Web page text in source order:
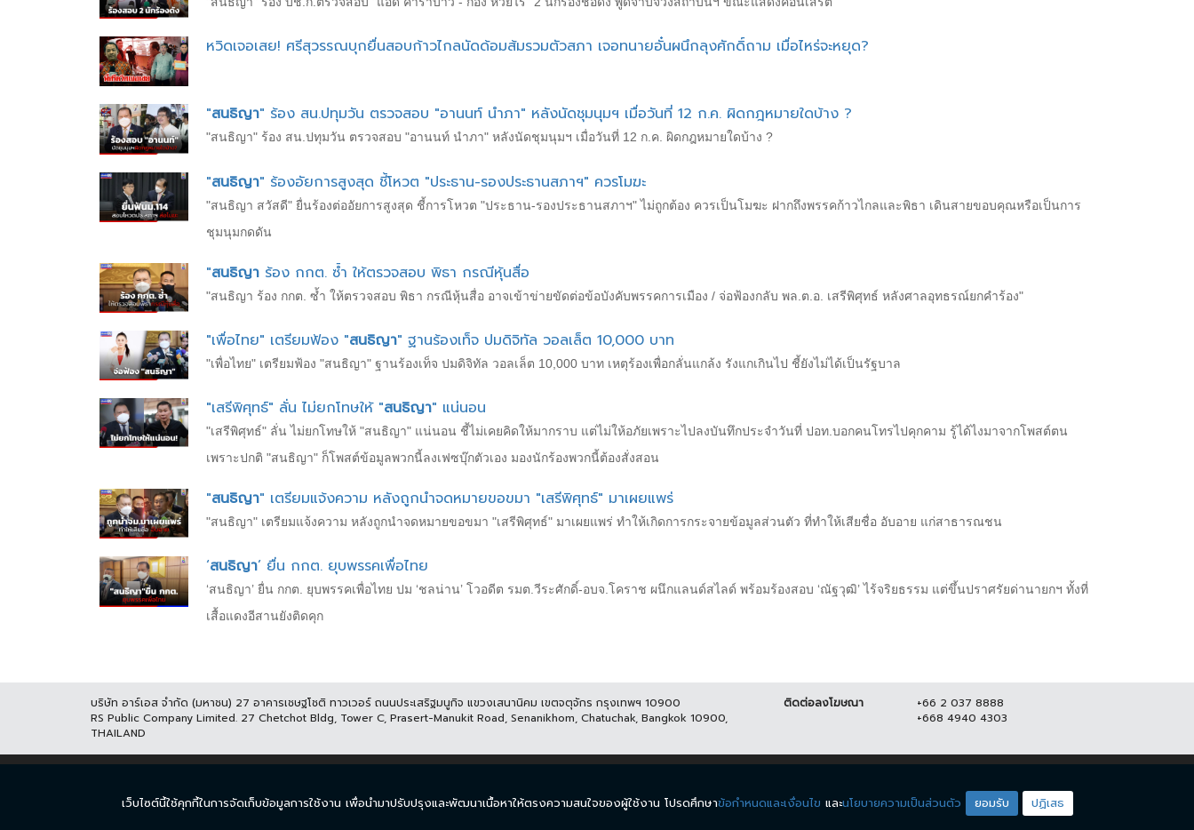
หวิดเจอเสย! ศรีสุวรรณบุกยื่นสอบก้าวไกลนัดด้อมส้มรวมตัวสภา เจอทนายอั๋นผนึกลุงศักดิ์ถาม เมื่อไหร่จะหยุด?
"สนธิญา" ร้อง สน.ปทุมวัน ตรวจสอบ "อานนท์ นำภา" หลังนัดชุมนุมฯ เมื่อวันที่ 12 ก.ค. ผิดกฎหมายใดบ้าง ?
"สนธิญา" ร้อง สน.ปทุมวัน ตรวจสอบ "อานนท์ นำภา" หลังนัดชุมนุมฯ เมื่อวันที่ 12 ก.ค. ผิดกฎหมายใดบ้าง ?
"สนธิญา" ร้องอัยการสูงสุด ชี้โหวต "ประธาน-รองประธานสภาฯ" ควรโมฆะ
"สนธิญา สวัสดี" ยื่นร้องต่ออัยการสูงสุด ชี้การโหวต "ประธาน-รองประธานสภาฯ" ไม่ถูกต้อง ควรเป็นโมฆะ ฝากถึงพรรคก้าวไกลและพิธา เดินสายขอบคุณหรือเป็นการ
ชุมนุมกดดัน
"สนธิญา ร้อง กกต. ซ้ำ ให้ตรวจสอบ พิธา กรณีหุ้นสื่อ
"สนธิญา ร้อง กกต. ซ้ำ ให้ตรวจสอบ พิธา กรณีหุ้นสื่อ อาจเข้าข่ายขัดต่อข้อบังคับพรรคการเมือง / จ่อฟ้องกลับ พล.ต.อ. เสรีพิศุทธ์ หลังศาลอุทธรณ์ยกคำร้อง"
"เพื่อไทย" เตรียมฟ้อง "สนธิญา" ฐานร้องเท็จ ปมดิจิทัล วอลเล็ต 10,000 บาท
"เพื่อไทย" เตรียมฟ้อง "สนธิญา" ฐานร้องเท็จ ปมดิจิทัล วอลเล็ต 10,000 บาท เหตุร้องเพื่อกลั่นแกล้ง รังแกเกินไป ชี้ยังไม่ได้เป็นรัฐบาล
"เสรีพิศุทธ์" ลั่น ไม่ยกโทษให้ "สนธิญา" แน่นอน
"เสรีพิศุทธ์" ลั่น ไม่ยกโทษให้ "สนธิญา" แน่นอน ชี้ไม่เคยคิดให้มากราบ แต่ไม่ให้อภัยเพราะไปลงบันทึกประจำวันที่ ปอท.บอกคนโทรไปคุกคาม รู้ได้ไงมาจากโพสต์ตน
เพราะปกติ "สนธิญา" ก็โพสต์ข้อมูลพวกนี้ลงเฟซบุ๊กตัวเอง มองนักร้องพวกนี้ต้องสั่งสอน
"สนธิญา" เตรียมแจ้งความ หลังถูกนำจดหมายขอขมา "เสรีพิศุทธ์" มาเผยแพร่
"สนธิญา" เตรียมแจ้งความ หลังถูกนำจดหมายขอขมา "เสรีพิศุทธ์" มาเผยแพร่ ทำให้เกิดการกระจายข้อมูลส่วนตัว ที่ทำให้เสียชื่อ อับอาย แก่สาธารณชน
‘สนธิญา’ ยื่น กกต. ยุบพรรคเพื่อไทย
‘สนธิญา’ ยื่น กกต. ยุบพรรคเพื่อไทย ปม ‘ชลน่าน’ โวอดีต รมต.วีระศักดิ์-อบจ.โคราช ผนึกแลนด์สไลด์ พร้อมร้องสอบ ‘ณัฐวุฒิ’ ไร้จริยธรรม แต่ขึ้นปราศรัยด่านายกฯ ทั้งที่
เสื้อแดงอีสานยังติดคุก
บริษัท อาร์เอส จำกัด (มหาชน) 27 อาคารเชษฐโชติ ทาวเวอร์ ถนนประเสริฐมนูกิจ แขวงเสนานิคม เขตจตุจักร กรุงเทพฯ 10900
RS Public Company Limited. 27 Chetchot Bldg, Tower C, Prasert-Manukit Road, Senanikhom, Chatuchak, Bangkok 10900,
THAILAND
ติดต่อลงโฆษณา
+66 2 037 8888
+668 4940 4303
เว็บไซต์นี้ใช้คุกกี้ในการจัดเก็บข้อมูลการใช้งาน เพื่อนำมาปรับปรุงและพัฒนาเนื้อหาให้ตรงความสนใจของผู้ใช้งาน โปรดศึกษาข้อกำหนดและเงื่อนไข และนโยบายความเป็นส่วนตัว ยอมรับ ปฏิเสธ